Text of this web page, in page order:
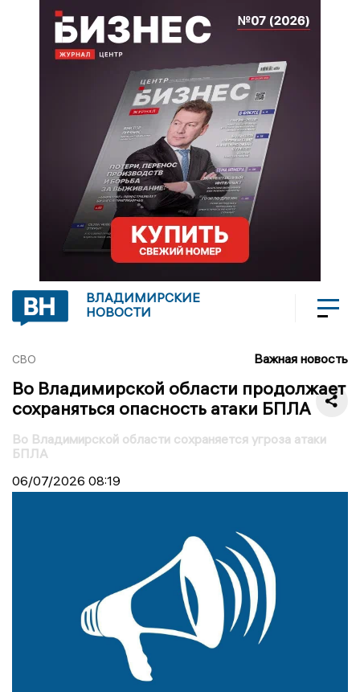
ВЛАДИМИРСКИЕ
НОВОСТИ
СВО Важная новость
Во Владимирской области продолжает
сохраняться опасность атаки БПЛА
Во Владимирской области сохраняется угроза атаки
БПЛА
06/07/2026 08:19